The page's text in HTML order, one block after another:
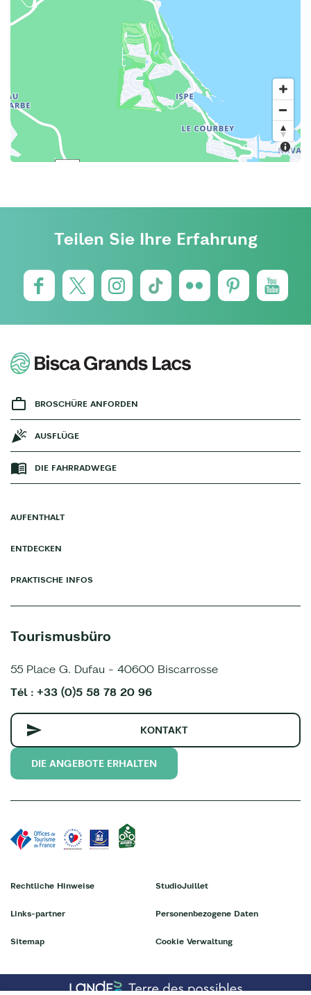
Teilen Sie Ihre Erfahrung
BROSCHÜRE ANFORDEN
AUSFLÜGE
DIE FAHRRADWEGE
AUFENTHALT
ENTDECKEN
PRAKTISCHE INFOS
Tourismusbüro
55 Place G. Dufau - 40600 Biscarrosse
Tél : +33 (0)5 58 78 20 96
KONTAKT
DIE ANGEBOTE ERHALTEN
Rechtliche Hinweise
Links-partner
Sitemap
StudioJuillet
Personenbezogene Daten
Cookie Verwaltung